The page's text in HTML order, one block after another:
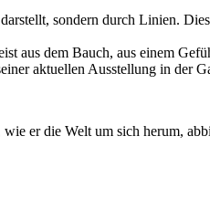
sondern durch Linien.
aus dem Bauch, aus einem
aktuellen Ausstellung in der
er die Welt um sich herum,